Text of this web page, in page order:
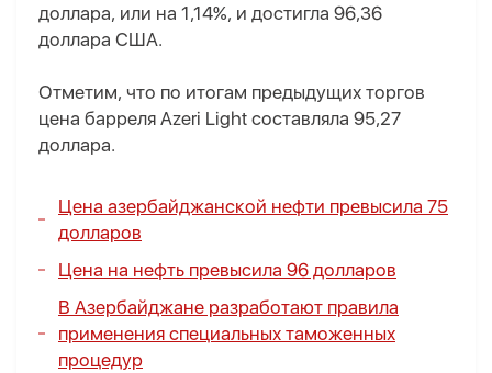
доллара, или на 1,14%, и достигла 96,36
доллара США.
Отметим, что по итогам предыдущих торгов
цена барреля Azeri Light составляла 95,27
доллара.
Цена азербайджанской нефти превысила 75
долларов
Цена на нефть превысила 96 долларов
В Азербайджане разработают правила
применения специальных таможенных
процедур